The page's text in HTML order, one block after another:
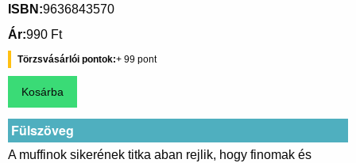
ISBN 9636843570
Ár 990 Ft
Törzsvásárlói pontok 99
Fülszöveg
A muffinok sikerének titka aban rejlik, hogy finomak és